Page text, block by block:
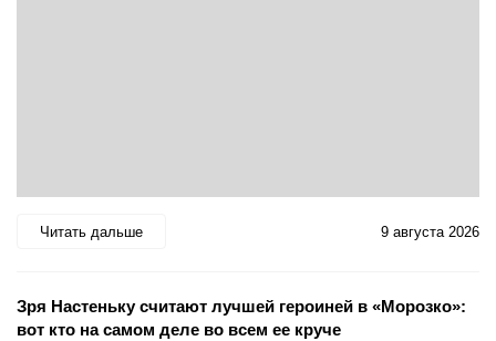
Читать дальше 9 августа 2026
Зря Настеньку считают лучшей героиней в «Морозко»:
вот кто на самом деле во всем ее круче